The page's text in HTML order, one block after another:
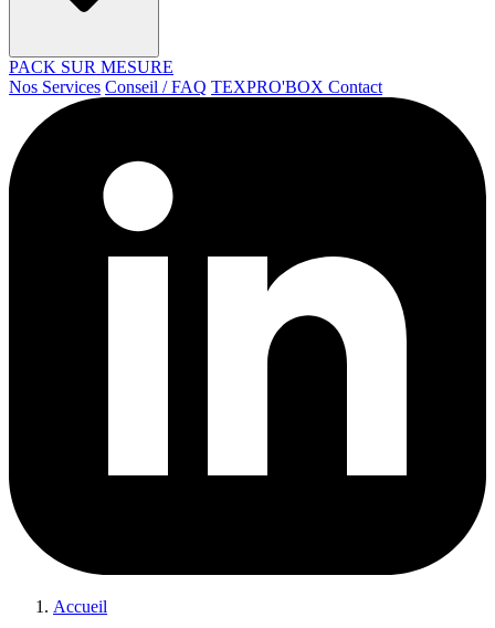
PACK SUR MESURE
Nos Services Conseil / FAQ TEXPRO'BOX Contact
Accueil